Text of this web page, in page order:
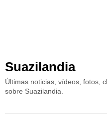
Suazilandia
Últimas noticias, vídeos, fotos,
sobre Suazilandia.